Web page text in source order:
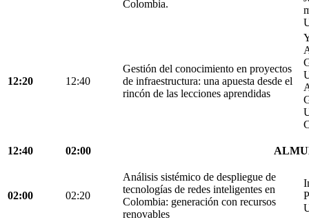
Colombia.
12:20 12:40
Gestión del conocimiento en proyectos
de infraestructura: una apuesta desde el
rincón de las lecciones aprendidas
12:40 02:00
02:00 02:20
Análisis sistémico de despliegue de
tecnologías de redes inteligentes en
Colombia: generación con recursos
renovables